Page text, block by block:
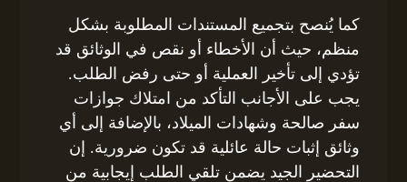
كما يُنصح بتجميع المستندات المطلوبة بشكل
منظم، حيث أن الأخطاء أو نقص في الوثائق قد
تؤدي إلى تأخير العملية أو حتى رفض الطلب.
يجب على الأجانب التأكد من امتلاك جوازات
سفر صالحة وشهادات الميلاد، بالإضافة إلى أي
وثائق إثبات حالة عائلية قد تكون ضرورية. إن
التحضير الجيد يضمن تلقي الطلب إيجابية من